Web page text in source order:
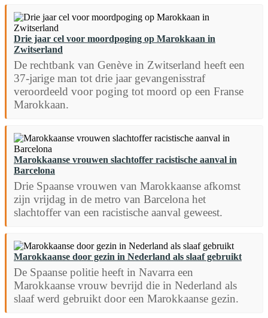
Drie jaar cel voor moordpoging op Marokkaan in
Zwitserland
De rechtbank van Genève in Zwitserland heeft een
37-jarige man tot drie jaar gevangenisstraf
veroordeeld voor poging tot moord op een Franse
Marokkaan.
Marokkaanse vrouwen slachtoffer racistische aanval in
Barcelona
Drie Spaanse vrouwen van Marokkaanse afkomst
zijn vrijdag in de metro van Barcelona het
slachtoffer van een racistische aanval geweest.
Marokkaanse door gezin in Nederland als slaaf gebruikt
De Spaanse politie heeft in Navarra een
Marokkaanse vrouw bevrijd die in Nederland als
slaaf werd gebruikt door een Marokkaanse gezin.